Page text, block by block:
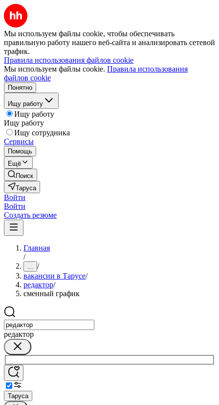
Мы используем файлы cookie, чтобы обеспечивать
правильную работу нашего веб-сайта и анализировать сетевой
трафик.
Правила использования файлов cookie
Мы используем файлы cookie. Правила использования
файлов cookie
Понятно
Ищу работу
Ищу работу
Ищу работу
Ищу сотрудника
Сервисы
Помощь
Ещё
Поиск
Таруса
Войти
Войти
Создать резюме
Главная
/
... /
вакансии в Тарусе/
редактор/
сменный график
редактор
Таруса